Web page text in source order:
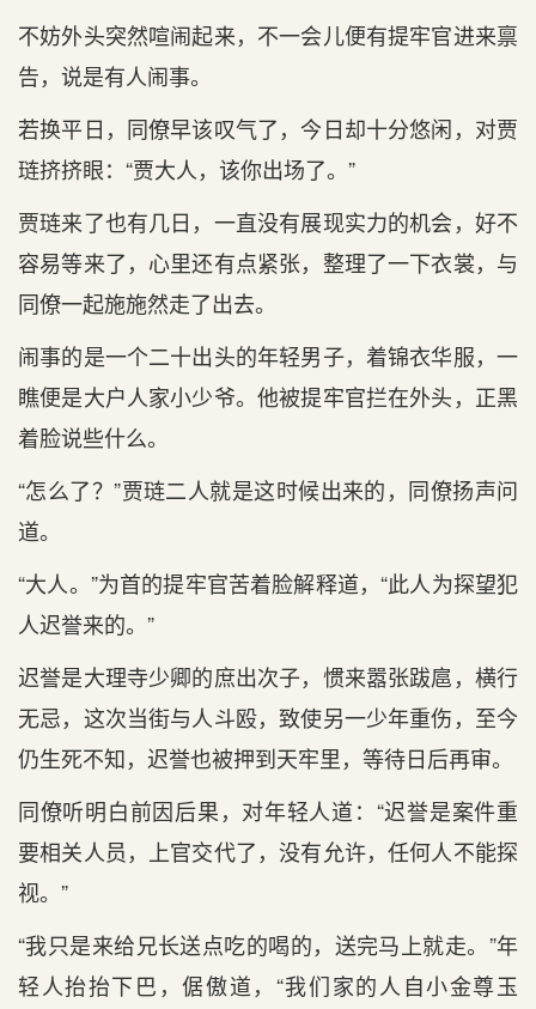
不妨外头突然喧闹起来，不一会儿便有提牢官进来禀
告，说是有人闹事。
若换平日，同僚早该叹气了，今日却十分悠闲，对贾
琏挤挤眼：“贾大人，该你出场了。”
贾琏来了也有几日，一直没有展现实力的机会，好不
容易等来了，心里还有点紧张，整理了一下衣裳，与
同僚一起施施然走了出去。
闹事的是一个二十出头的年轻男子，着锦衣华服，一
瞧便是大户人家小少爷。他被提牢官拦在外头，正黑
着脸说些什么。
“怎么了？”贾琏二人就是这时候出来的，同僚扬声问
道。
“大人。”为首的提牢官苦着脸解释道，“此人为探望犯
人迟誉来的。”
迟誉是大理寺少卿的庶出次子，惯来嚣张跋扈，横行
无忌，这次当街与人斗殴，致使另一少年重伤，至今
仍生死不知，迟誉也被押到天牢里，等待日后再审。
同僚听明白前因后果，对年轻人道：“迟誉是案件重
要相关人员，上官交代了，没有允许，任何人不能探
视。”
“我只是来给兄长送点吃的喝的，送完马上就走。”年
轻人抬抬下巴，倨傲道，“我们家的人自小金尊玉